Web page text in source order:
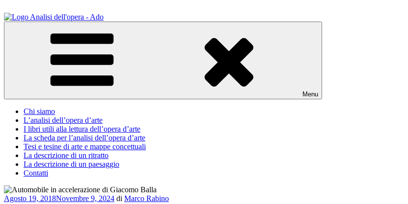
al
contenuto
ADO Analisi dell'opera
Osservare le opere d'arte per capirle e imparare ad amarle
Menu
Chi siamo
L’analisi dell’opera d’arte
I libri utili alla lettura dell’opera d’arte
La scheda per l’analisi dell’opera d’arte
Tesi e tesine di arte e mappe concettuali
La descrizione di un ritratto
La descrizione di un paesaggio
Contatti
Pubblicato
Agosto 19, 2018Novembre 9, 2024 di Marco Rabino